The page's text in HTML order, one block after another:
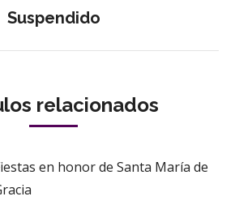
Publicación
Suspendido
relacionados
en honor de Santa María de